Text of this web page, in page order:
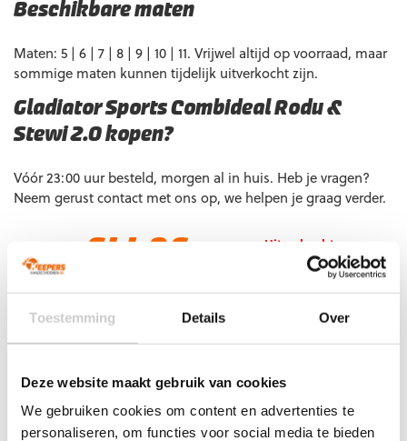
Toestemming Details Over
Deze website maakt gebruik van cookies
We gebruiken cookies om content en advertenties te
personaliseren, om functies voor social media te bieden
49,95 €44,96 Uitverkocht
voor bedrukte artikelen.
Bedrukte artikelen kunnen wij helaas niet terugnemen.
Artikelnummer:Gladiator Sports Combideal Rodu & Stewi
Beschikbare maten
Maten: 5 | 6 | 7 | 8 | 9 | 10 | 11. Vrijwel altijd op voorraad, maar
sommige maten kunnen tijdelijk uitverkocht zijn.
Gladiator Sports Combideal Rodu &
Stewi 2.0 kopen?
Vóór 23:00 uur besteld, morgen al in huis. Heb je vragen?
Neem gerust contact met ons op, we helpen je graag verder.